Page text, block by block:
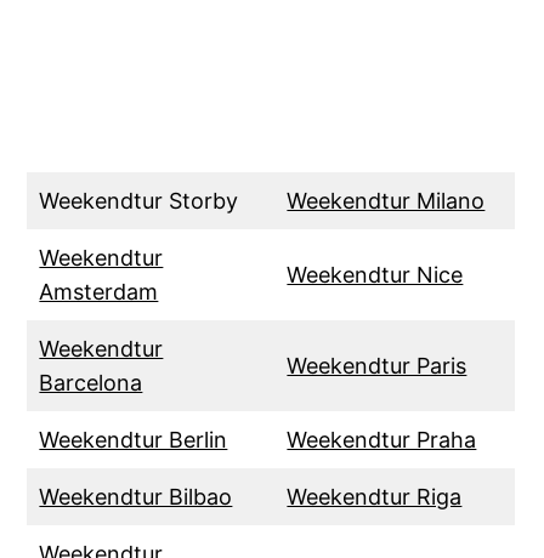
Weekendtur Storby Weekendtur Milano
Weekendtur
Amsterdam
Weekendtur Nice
Weekendtur
Barcelona
Weekendtur Paris
Weekendtur Berlin Weekendtur Praha
Weekendtur Bilbao Weekendtur Riga